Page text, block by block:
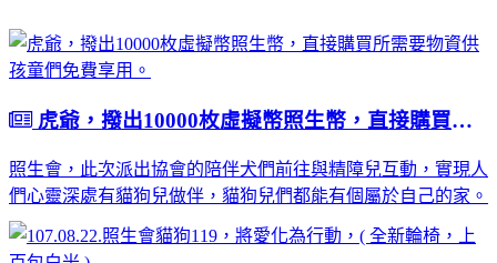
虎爺，撥出10000枚虛擬幣照生幣，直接購買所需要物資供孩童們免費享用。
照生會，此次派出協會的陪伴犬們前往與精障兒互動，實現人
們心靈深處有貓狗兒做伴，貓狗兒們都能有個屬於自己的家。